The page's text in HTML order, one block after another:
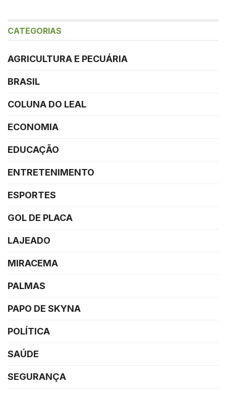
CATEGORIAS
AGRICULTURA E PECUÁRIA
BRASIL
COLUNA DO LEAL
ECONOMIA
EDUCAÇÃO
ENTRETENIMENTO
ESPORTES
GOL DE PLACA
LAJEADO
MIRACEMA
PALMAS
PAPO DE SKYNA
POLÍTICA
SAÚDE
SEGURANÇA